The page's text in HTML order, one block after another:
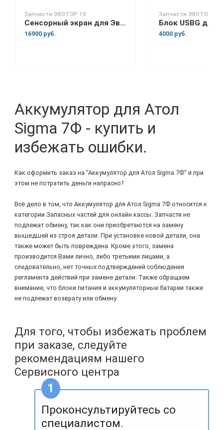
Запчасти ЭВОТОР 10
Сенсорный экран для Эвотор 10
16900 руб.
Запчасти ЭВОТОР 7.2
4000 руб.
Аккумулятор для Атол
Sigma 7Ф - купить и
избежать ошибки.
Как оформить заказ на "Аккумулятор для Атол Sigma 7Ф" и при
этом не потратить деньги напрасно?
Всё дело в том, что Аккумулятор для Атол Sigma 7Ф относится к
категории Запасных частей для онлайн кассы. Запчасти не
подлежат обмену, так как они приобретаются на замену
вышедшей из строя детали. При установке новой детали, она
также может быть повреждена. Кроме этого, замена
производится Вами лично, либо третьими лицами, а
следовательно, нет точных подтверждений соблюдения
регламента действий при замене детали. Также обращаем
внимание, что блоки питания и аккумуляторные батареи также
не подлежат возврату или обмену.
Для того, чтобы избежать проблем
при заказе, следуйте
рекомендациям нашего
Сервисного центра
Проконсультируйтесь со
специалистом.